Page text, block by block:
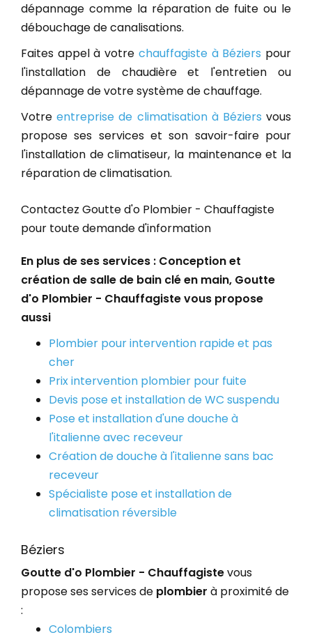
dépannage comme la réparation de fuite ou le
débouchage de canalisations.
Faites appel à votre chauffagiste à Béziers pour
l'installation de chaudière et l'entretien ou
dépannage de votre système de chauffage.
Votreentreprise de climatisation à Béziers vous
propose ses services et son savoir-faire pour
l'installation de climatiseur, la maintenance et la
réparation de climatisation.
Contactez Goutte d'o Plombier - Chauffagiste
pour toute demande d'information
En plus de ses services : Conception et
création de salle de bain clé en main, Goutte
d'o Plombier - Chauffagiste vous propose
aussi
Plombier pour intervention rapide et pas
cher
Prix intervention plombier pour fuite
Devis pose et installation de WC suspendu
Pose et installation d'une douche à
l'italienne avec receveur
Création de douche à l'italienne sans bac
receveur
Spécialiste pose et installation de
climatisation réversible
Béziers
Goutte d'o Plombier - Chauffagistevous
propose ses services de plombier à proximité de
:
Colombiers